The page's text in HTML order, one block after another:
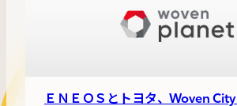
ＥＮＥＯＳとトヨタ、Woven